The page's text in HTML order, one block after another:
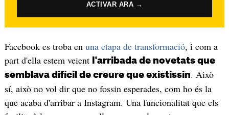
ACTIVAR ARA →
Facebook es troba en una etapa de transformació, i com a
part d'ella estem veient
l'arribada de novetats que
semblava difícil de creure que existissin. Això
sí, això no vol dir que no fossin esperades, com ho és la
que acaba d'arribar a Instagram. Una funcionalitat que els